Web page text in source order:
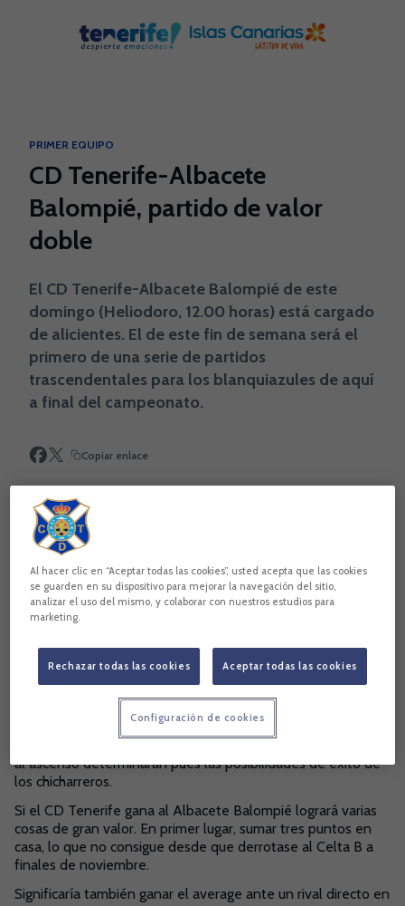
PRIMER EQUIPO
CD Tenerife-Albacete
Balompié, partido de valor
doble
El CD Tenerife-Albacete Balompié de este
domingo (Heliodoro, 12.00 horas) está cargado
de alicientes. El de este fin de semana será el
primero de una serie de partidos
trascendentales para los blanquiazules de aquí
a final del campeonato.
Copiar enlace
A la Isla vendrán también el Real Oviedo, el Real Madrid
al ascenso determinarán pues las posibilidades de éxito de
los chicharreros.
Si el CD Tenerife gana al Albacete Balompié logrará varias
cosas de gran valor. En primer lugar, sumar tres puntos en
casa, lo que no consigue desde que derrotase al Celta B a
finales de noviembre.
Significaría también ganar el average ante un rival directo en
Al hacer clic en “Aceptar todas las cookies”, usted acepta que las cookies
se guarden en su dispositivo para mejorar la navegación del sitio,
analizar el uso del mismo, y colaborar con nuestros estudios para
marketing.
Rechazar todas las cookies Aceptar todas las cookies
Configuración de cookies